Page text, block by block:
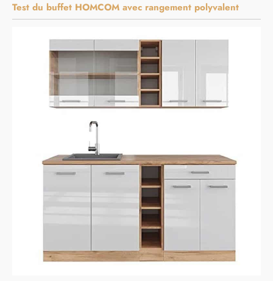
Test du buffet HOMCOM avec rangement polyvalent